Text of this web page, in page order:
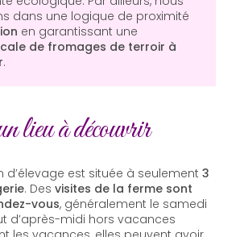
dans une logique de proximité
en garantissant une
de fromages de terroir à
.
lieu à découvrir
d’élevage est située à seulement 3
. Des visites de la ferme sont
vous, généralement le samedi
d’après-midi hors vacances